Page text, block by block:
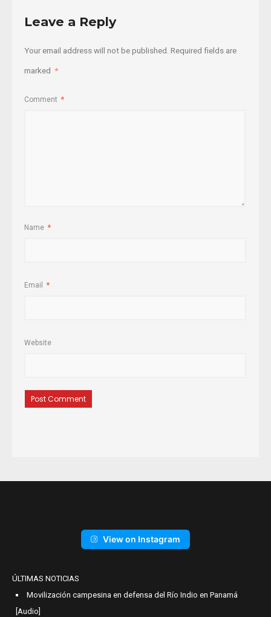
Leave a Reply
Your email address will not be published. Required fields are
marked *
Comment *
Name *
Email *
Website
View on Instagram
ÚLTIMAS NOTICIAS
Movilización campesina en defensa del Río Indio en Panamá
[Audio]